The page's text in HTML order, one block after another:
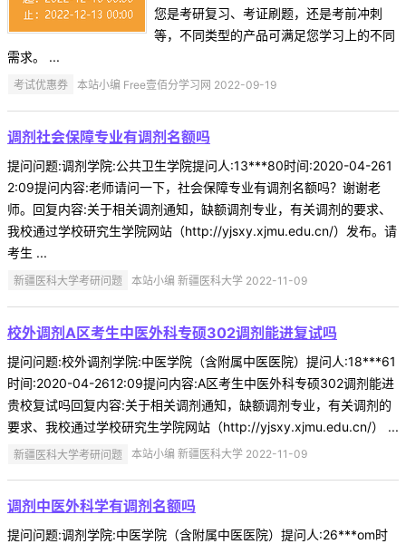
您是考研复习、考证刷题，还是考前冲刺
等，不同类型的产品可满足您学习上的不同
需求。 ...
考试优惠券 本站小编 Free壹佰分学习网 2022-09-19
调剂社会保障专业有调剂名额吗
提问问题:调剂学院:公共卫生学院提问人:13***80时间:2020-04-261
2:09提问内容:老师请问一下，社会保障专业有调剂名额吗？谢谢老
师。回复内容:关于相关调剂通知，缺额调剂专业，有关调剂的要求、
我校通过学校研究生学院网站（http://yjsxy.xjmu.edu.cn/）发布。请
考生 ...
新疆医科大学考研问题 本站小编 新疆医科大学 2022-11-09
校外调剂A区考生中医外科专硕302调剂能进复试吗
提问问题:校外调剂学院:中医学院（含附属中医医院）提问人:18***61
时间:2020-04-2612:09提问内容:A区考生中医外科专硕302调剂能进
贵校复试吗回复内容:关于相关调剂通知，缺额调剂专业，有关调剂的
要求、我校通过学校研究生学院网站（http://yjsxy.xjmu.edu.cn/） ...
新疆医科大学考研问题 本站小编 新疆医科大学 2022-11-09
调剂中医外科学有调剂名额吗
提问问题:调剂学院:中医学院（含附属中医医院）提问人:26***om时